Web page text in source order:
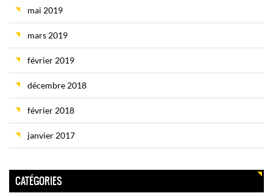
mai 2019
mars 2019
février 2019
décembre 2018
février 2018
janvier 2017
CATÉGORIES